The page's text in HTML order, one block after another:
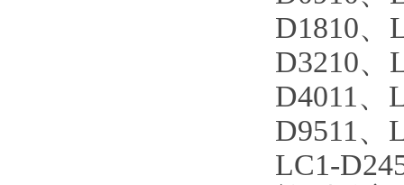
D1810、
D3210、
D4011、
D9511、
LC1-